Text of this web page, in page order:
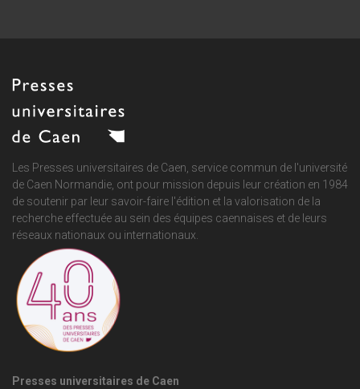
Les Presses universitaires de Caen, service commun de l'université
de Caen Normandie, ont pour mission depuis leur création en 1984
de soutenir par leur savoir-faire l'édition et la valorisation de la
recherche effectuée au sein des équipes caennaises et de leurs
réseaux nationaux ou internationaux.
Presses universitaires de Caen